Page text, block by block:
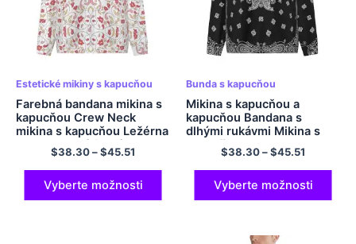
Estetické mikiny s kapucňou
Farebná bandana mikina s
kapucňou Crew Neck
mikina s kapucňou Ležérna
polyesterová ľahká mikina
s kapucňou
$38.30–$45.51
Vyberte možnosti
Bunda s kapucňou
Mikina s kapucňou a
kapucňou Bandana s
dlhými rukávmi Mikina s
kapucňou do tvaru O s
výstrihom
$38.30–$45.51
Vyberte možnosti